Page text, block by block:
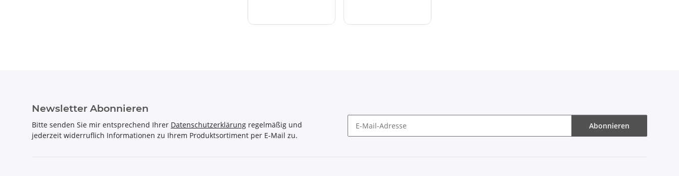
Newsletter Abonnieren
Bitte senden Sie mir entsprechend Ihrer Datenschutzerklärung regelmäßig und
jederzeit widerruflich Informationen zu Ihrem Produktsortiment per E-Mail zu.
Abonnieren